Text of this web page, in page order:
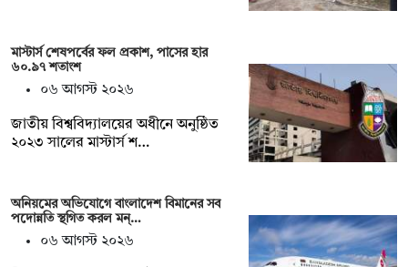
মাস্টার্স শেষপর্বের ফল প্রকাশ, পাসের হার
৬০.৯৭ শতাংশ
০৬ আগস্ট ২০২৬
জাতীয় বিশ্ববিদ্যালয়ের অধীনে অনুষ্ঠিত
২০২৩ সালের মাস্টার্স শ…
অনিয়মের অভিযোগে বাংলাদেশ বিমানের সব
পদোন্নতি স্থগিত করল মন্…
০৬ আগস্ট ২০২৬